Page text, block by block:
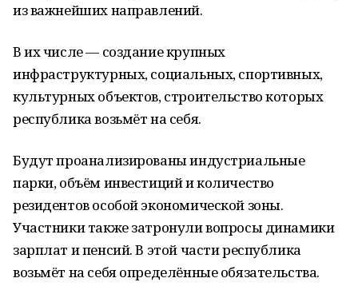
из важнейших направлений.
В их числе — создание крупных
инфраструктурных, социальных, спортивных,
культурных объектов, строительство которых
республика возьмёт на себя.
Будут проанализированы индустриальные
парки, объём инвестиций и количество
резидентов особой экономической зоны.
Участники также затронули вопросы динамики
зарплат и пенсий. В этой части республика
возьмёт на себя определённые обязательства.